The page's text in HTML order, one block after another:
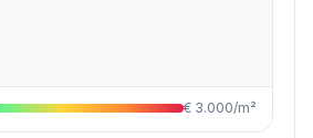
€ 3.000/m²